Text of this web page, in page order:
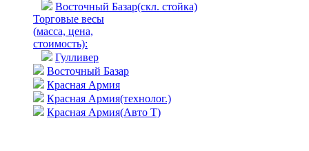
Восточный Базар(скл. стойка)
Торговые весы
(масса, цена,
стоимость):
Гулливер
Восточный Базар
Красная Армия
Красная Армия(технолог.)
Красная Армия(Авто Т)